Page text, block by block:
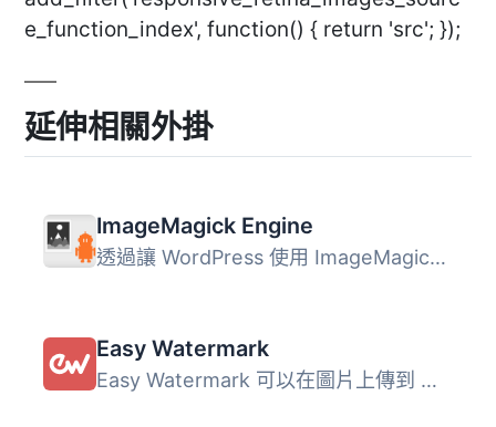
e_function_index', function() { return 'src'; });
延伸相關外掛
ImageMagick Engine
透過讓 WordPress 使用 ImageMagick 而非標準的 GD 圖像庫，...
Easy Watermark
Easy Watermark 可以在圖片上傳到 WordPress 媒體庫時自動加...